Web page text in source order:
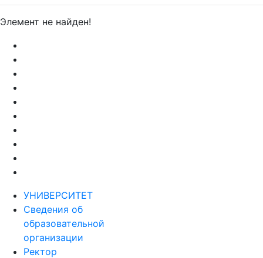
Элемент не найден!
УНИВЕРСИТЕТ
Сведения об
образовательной
организации
Ректор